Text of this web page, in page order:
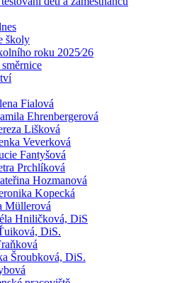
školy
roku 2025⁄26
Fialová
Ehrenbergerová
Lišková
Veverková
Fantyšová
Prchlíková
Hozmanová
Kopecká
Müllerová
Hniličková, DiS
DiS.
Šroubková, DiS.